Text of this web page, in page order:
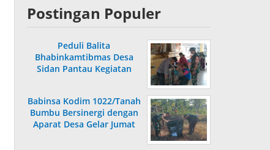
Postingan Populer
Peduli Balita
Bhabinkamtibmas Desa
Sidan Pantau Kegiatan
Babinsa Kodim 1022/Tanah
Bumbu Bersinergi dengan
Aparat Desa Gelar Jumat